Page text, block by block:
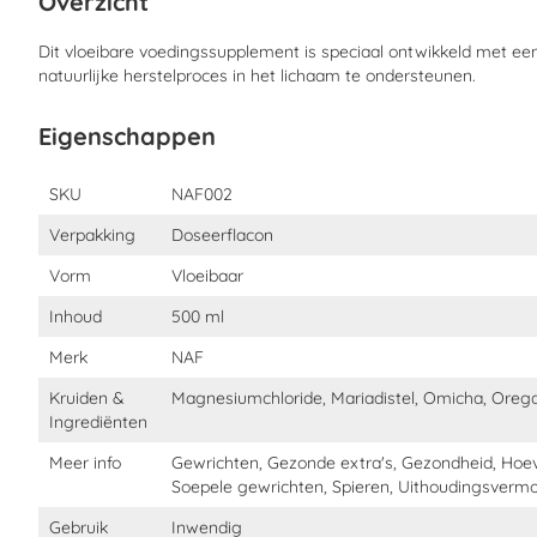
NAF Metazone 5 Star Liquid kan worden gebruikt ter
het hele lichaam. Dit kan bijvoorbeeld nodig zijn bij zware
de dierenarts dit aangeeft. Metazone 5 Star is zeer veelzijdig
Hoe moet ik NAF Metazone 5 Star Liquid
Onderhoudsdosering
Dit vloeibare voedingssupplement is speciaal ontwikkeld met
natuurlijke herstelproces in het lichaam te ondersteunen.
Eigenschappen
Eigenschappen
SKU
NAF002
Verpakking
Doseerflacon
Vorm
Vloeibaar
Inhoud
500 ml
Merk
NAF
Kruiden &
Ingrediënten
Magnesiumchloride, Mariadistel, Omicha,
Meer info
Gewrichten, Gezonde extra's, Gezondheid,
Soepele gewrichten, Spieren,
Gebruik
Inwendig